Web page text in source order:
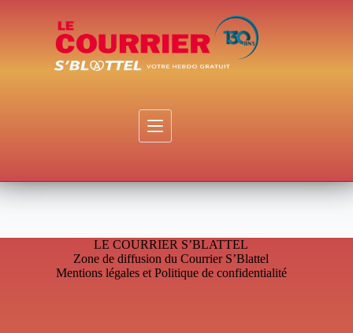
LE COURRIER S’BLATTEL
Zone de diffusion du Courrier S’Blattel
Mentions légales et Politique de confidentialité